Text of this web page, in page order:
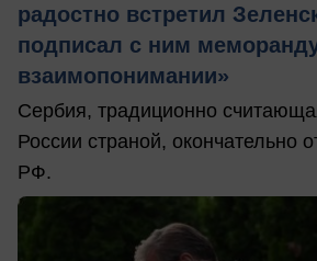
радостно встретил
подписал с ним
взаимопонимании»
Сербия, традиционно
России страной, окончательно
РФ.